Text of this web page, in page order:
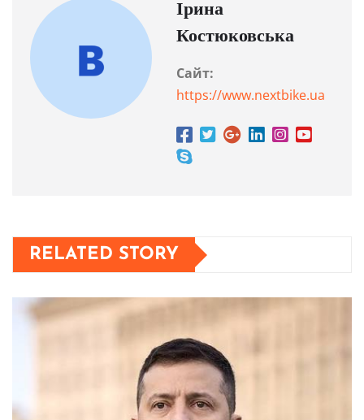
Ірина
Костюковська
Сайт:
https://www.nextbike.ua
RELATED STORY